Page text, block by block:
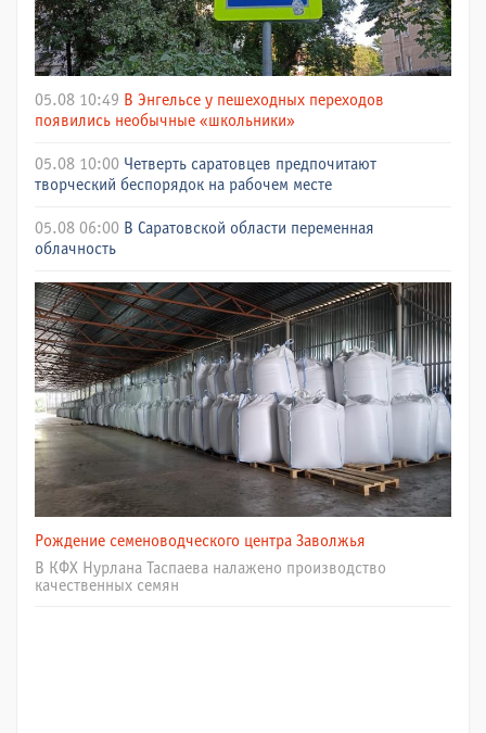
05.08 10:49 В Энгельсе у пешеходных переходов
появились необычные «школьники»
05.08 10:00 Четверть саратовцев предпочитают
творческий беспорядок на рабочем месте
05.08 06:00 В Саратовской области переменная
облачность
Рождение семеноводческого центра Заволжья
В КФХ Нурлана Таспаева налажено производство
качественных семян